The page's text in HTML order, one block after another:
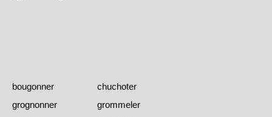
bougonner
chuchoter
grognonner
grommeler